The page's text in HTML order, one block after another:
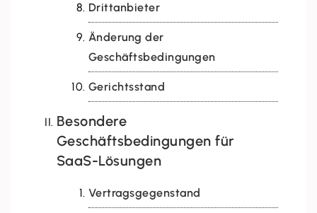
Drittanbieter
Änderung der
Geschäftsbedingungen
Gerichtsstand
Besondere
Geschäftsbedingungen für
SaaS-Lösungen
Vertragsgegenstand